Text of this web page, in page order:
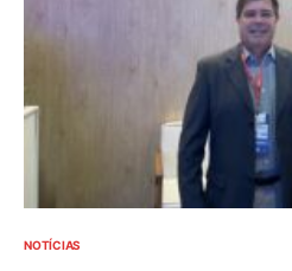
NOTÍCIAS